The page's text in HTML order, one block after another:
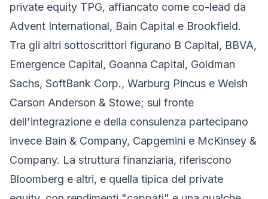
private equity TPG, affiancato come co-lead da
Advent International, Bain Capital e Brookfield.
Tra gli altri sottoscrittori figurano B Capital, BBVA,
Emergence Capital, Goanna Capital, Goldman
Sachs, SoftBank Corp., Warburg Pincus e Welsh
Carson Anderson & Stowe; sul fronte
dell'integrazione e della consulenza partecipano
invece Bain & Company, Capgemini e McKinsey &
Company. La struttura finanziaria, riferiscono
Bloomberg e altri, e quella tipica del private